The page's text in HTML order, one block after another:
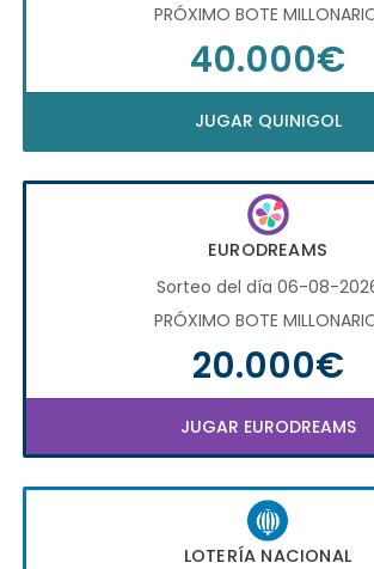
PRÓXIMO BOTE
40.000€
JUGAR QUINIGOL
EURODREAMS
Sorteo del día 06-08-
PRÓXIMO BOTE
20.000€
JUGAR EURODREAMS
LOTERÍA NACIONAL